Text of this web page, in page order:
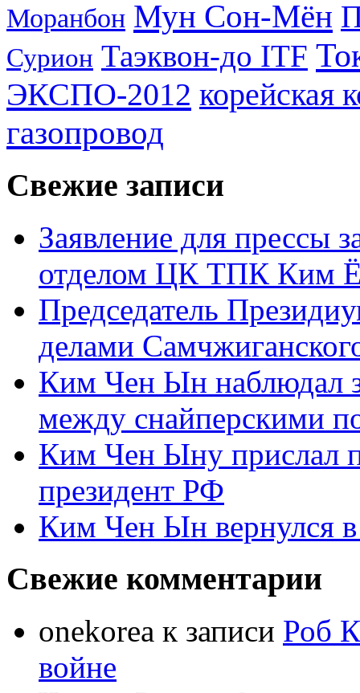
Моранбон Мун Сон-Мён
Сурион Таэквон-до ITF
ЭКСПО-2012 корейская
газопровод
Свежие записи
Заявление для прессы
отделом ЦК ТПК Ким
Председатель
делами
Ким Чен Ын наблюдал
между снайперскими
Ким Чен Ыну прислал
президент РФ
Ким Чен Ын вернулся
Свежие комментарии
onekorea к записи Роб
войне